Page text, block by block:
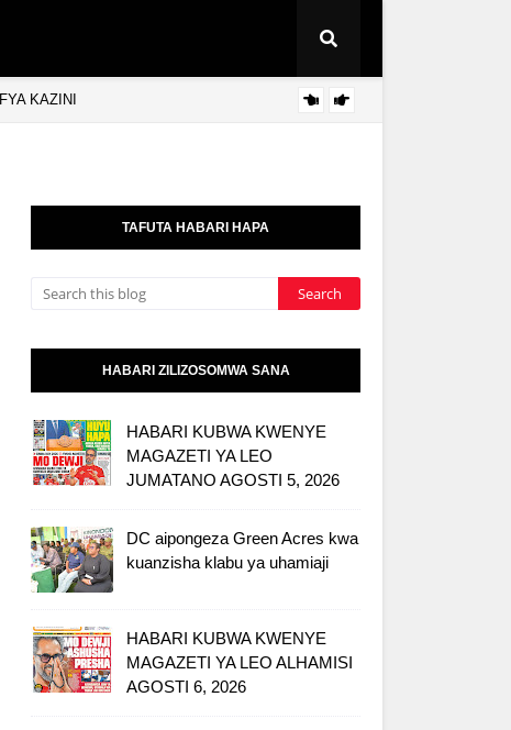
KAZINI
TAFUTA HABARI HAPA
HABARI ZILIZOSOMWA SANA
HABARI KUBWA KWENYE
MAGAZETI YA LEO
JUMATANO AGOSTI 5, 2026
DC aipongeza Green Acres kwa
kuanzisha klabu ya uhamiaji
HABARI KUBWA KWENYE
MAGAZETI YA LEO ALHAMISI
AGOSTI 6, 2026